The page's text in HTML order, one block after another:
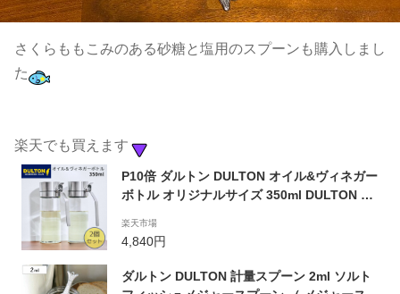
さくらももこみのある砂糖と塩用のスプーンも購入しまし
た
楽天でも買えます
P10倍 ダルトン DULTON オイル&ヴィネガー
ボトル オリジナルサイズ 350ml DULTON R6
イルポット 調味料入れ 液だれしない ガラス
おしゃれ 耐熱 ステンレス ドレッシング 詰め
替え 醤油差し 片手開閉 衛生的 使いやすい
楽天市場
4,840円
ダルトン DULTON 計量スプーン 2ml ソルト